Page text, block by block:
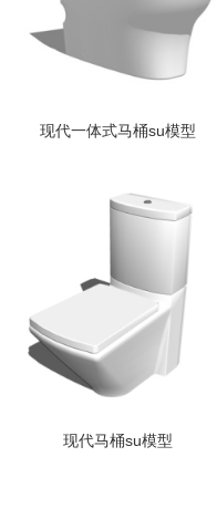
现代一体式马桶su模型
现代马桶su模型